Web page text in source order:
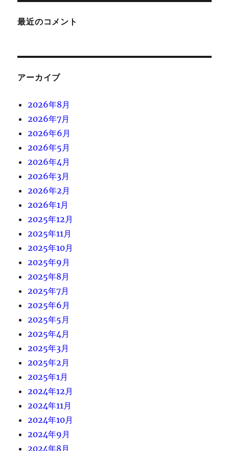
最近のコメント
アーカイブ
2026年8月
2026年7月
2026年6月
2026年5月
2026年4月
2026年3月
2026年2月
2026年1月
2025年12月
2025年11月
2025年10月
2025年9月
2025年8月
2025年7月
2025年6月
2025年5月
2025年4月
2025年3月
2025年2月
2025年1月
2024年12月
2024年11月
2024年10月
2024年9月
2024年8月